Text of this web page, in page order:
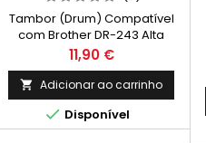
Tambor (Drum) Compatível
com Brother DR-243 Alta
Capacidade Cor: Ciano
Rendimento Médio: 18,000
Páginas*
Preço
11,90 €
 Adicionar ao carrinho
 Disponível